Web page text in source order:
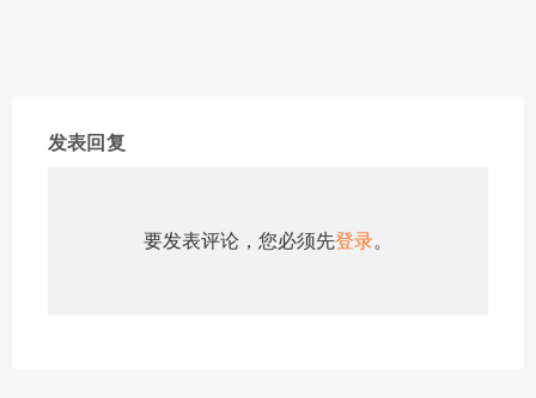
发表回复
要发表评论，您必须先登录。